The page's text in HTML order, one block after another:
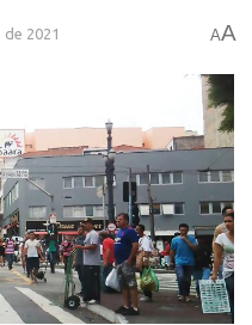
2021 AA